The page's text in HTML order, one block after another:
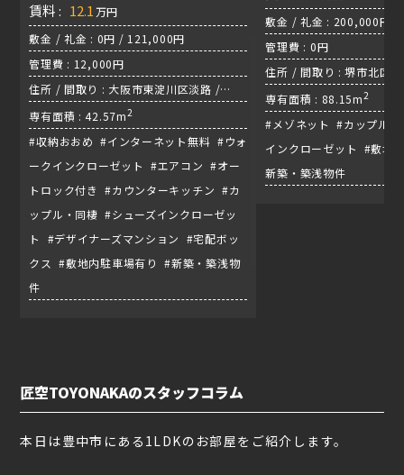
賃料 : 12.1 万円
敷金 / 礼金 : 0円 / 121,000円
管理費 : 12,000円
住所 / 間取り : 大阪市東淀川区淡路 /
1LDK / 東海道線『東淀川駅』
専有面積 : 42.57m2
#収納おおめ #インターネット無料 #ウォ
ークインクローゼット #エアコン #オー
トロック付き #カウンターキッチン #カ
ップル・同棲 #シューズインクローゼッ
ト #デザイナーズマンション #宅配ボッ
クス #敷地内駐車場有り #新築・築浅物
件
敷金 / 礼金 : 200,000円 /
管理費 : 0円
住所 / 間取り : 堺市北区
ャッター付き / 阪和線『
専有面積 : 88.15m2
#メゾネット #カップル
インクローゼット #敷地
新築・築浅物件
匠空TOYONAKAのスタッフコラム
本日は豊中市にある1LDKのお部屋をご紹介します。